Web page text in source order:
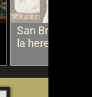
San Bruno
la herejía